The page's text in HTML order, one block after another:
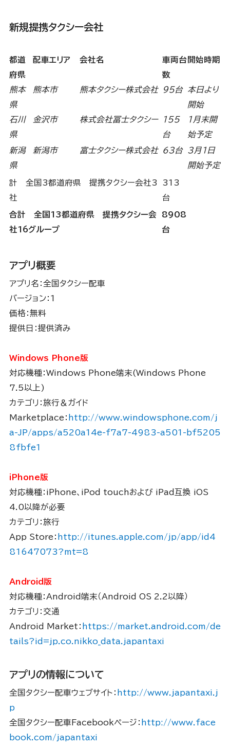
新規提携タクシー会社
都道
府県
配車エリア 会社名
車両台
数
開始時期
熊本
県
熊本市 熊本タクシー株式会社 95台
本日より
開始
石川
県
金沢市 株式会社冨士タクシー
155
台
1月末開
始予定
新潟
県
新潟市 富士タクシー株式会社 63台
3月1日
開始予定
計 全国3都道府県 提携タクシー会社3
社
313
台
合計 全国13都道府県 提携タクシー会
社16グループ
8908
台
アプリ概要
アプリ名：全国タクシー配車
バージョン：1
価格：無料
提供日：提供済み
Windows Phone版
対応機種：Windows Phone端末(Windows Phone
7.5以上)
カテゴリ：旅行＆ガイド
Marketplace： http://www.windowsphone.com/j
a-JP/apps/a520a14e-f7a7-4983-a501-bf5205
8fbfe1
iPhone版
対応機種：iPhone、iPod touchおよび iPad互換 iOS
4.0以降が必要
カテゴリ：旅行
App Store： http://itunes.apple.com/jp/app/id4
81647073?mt=8
Android版
対応機種：Android端末（Android OS 2.2以降）
カテゴリ：交通
Android Market： https://market.android.com/de
tails?id=jp.co.nikko_data.japantaxi
アプリの情報について
全国タクシー配車ウェブサイト： http://www.japantaxi.j
p
全国タクシー配車Facebookページ： http://www.face
book.com/japantaxi